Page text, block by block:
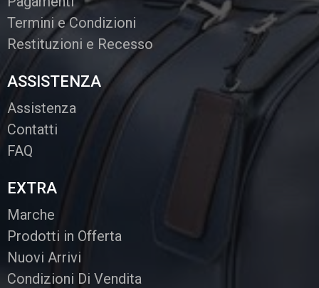
Termini e Condizioni
Restituzioni e Recesso
ASSISTENZA
Assistenza
Contatti
FAQ
EXTRA
Marche
Prodotti in Offerta
Nuovi Arrivi
Condizioni Di Vendita